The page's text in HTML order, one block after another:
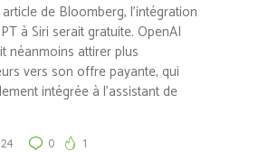
de Bloomberg, l’intégration
à Siri serait gratuite. OpenAI
néanmoins attirer plus
vers son offre payante, qui
intégrée à l’assistant de
0 1